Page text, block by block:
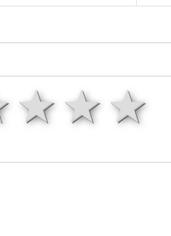
4
3
звезди